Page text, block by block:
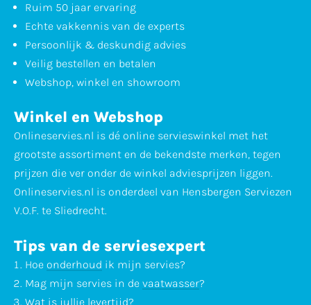
Ruim 50 jaar ervaring
Echte vakkennis van de experts
Persoonlijk & deskundig advies
Veilig bestellen en betalen
Webshop, winkel en showroom
Winkel en Webshop
Onlineservies.nl is dé online servieswinkel met het
grootste assortiment en de bekendste merken, tegen
prijzen die ver onder de winkel adviesprijzen liggen.
Onlineservies.nl is onderdeel van Hensbergen Serviezen
V.O.F. te Sliedrecht.
Tips van de serviesexpert
Hoe onderhoud ik mijn servies?
Mag mijn servies in de vaatwasser?
Wat is jullie levertijd?